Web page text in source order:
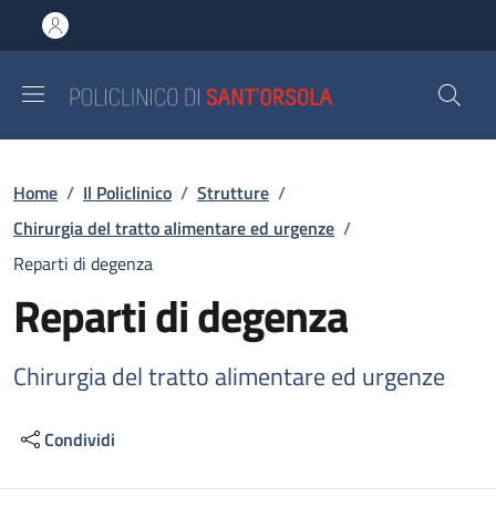
al contenuto principale
to footer content
Briciole di pane
Home / Il Policlinico / Strutture /
Chirurgia del tratto alimentare ed urgenze /
Reparti di degenza
Reparti di degenza
Chirurgia del tratto alimentare ed urgenze
Condividi